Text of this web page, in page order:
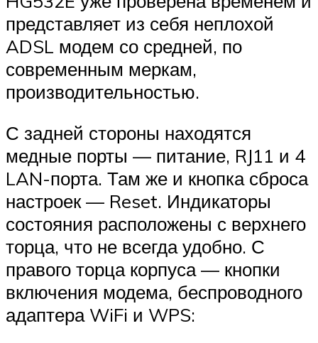
представляет из себя неплохой
ADSL модем со средней, по
современным меркам,
производительностью.
С задней стороны находятся
медные порты — питание, RJ11 и 4
LAN-порта. Там же и кнопка сброса
настроек — Reset. Индикаторы
состояния расположены с верхнего
торца, что не всегда удобно. С
правого торца корпуса — кнопки
включения модема, беспроводного
адаптера WiFi и WPS: